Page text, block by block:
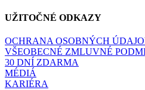
UŽITOČNÉ ODKAZY
OCHRANA OSOBNÝCH
VŠEOBECNÉ ZMLUVNÉ
30 DNÍ ZDARMA
MÉDIÁ
KARIÉRA